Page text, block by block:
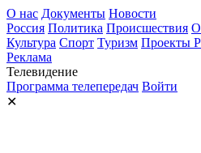
О нас Документы Новости
Россия Политика Происшествия
Культура Спорт Туризм Проекты
Реклама
Телевидение
Программа телепередач Войти
✕